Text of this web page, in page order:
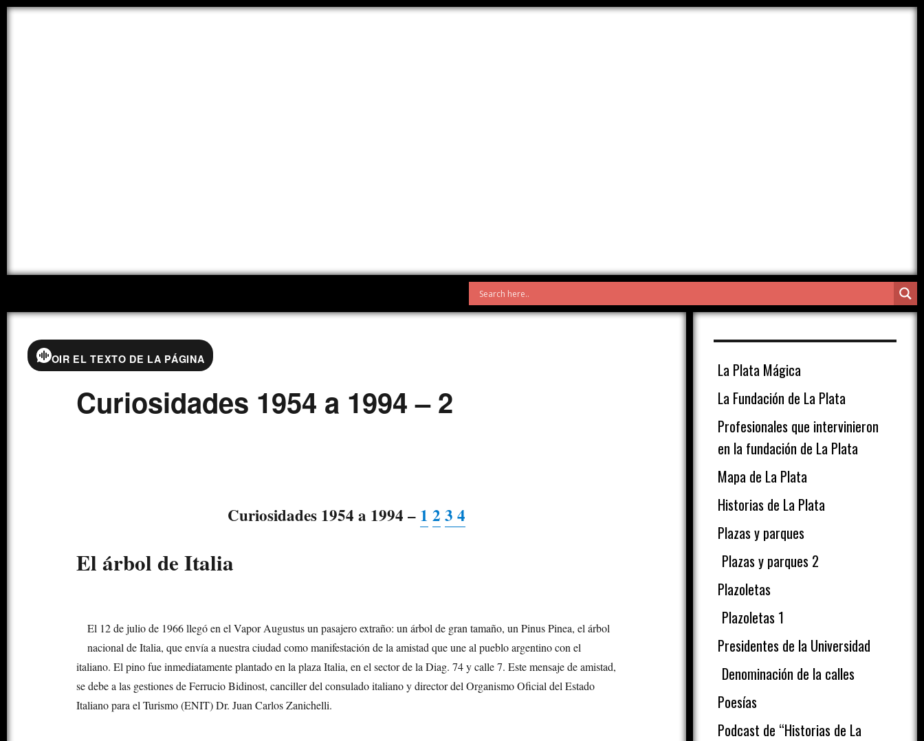
OIR EL TEXTO DE LA PÁGINA
Curiosidades 1954 a 1994 – 2
Curiosidades 1954 a 1994 – 1 2 3 4
El árbol de Italia
El 12 de julio de 1966 llegó en el Vapor Augustus un pasajero extraño: un árbol de gran tamaño, un Pinus Pinea, el árbol
nacional de Italia, que envía a nuestra ciudad como manifestación de la amistad que une al pueblo argentino con el
italiano. El pino fue inmediatamente plantado en la plaza Italia, en el sector de la Diag. 74 y calle 7. Este mensaje de amistad,
se debe a las gestiones de Ferrucio Bidinost, canciller del consulado italiano y director del Organismo Oficial del Estado
Italiano para el Turismo (ENIT) Dr. Juan Carlos Zanichelli.
La Plata Mágica
La Fundación de La Plata
Profesionales que intervinieron
en la fundación de La Plata
Mapa de La Plata
Historias de La Plata
Plazas y parques
Plazas y parques 2
Plazoletas
Plazoletas 1
Presidentes de la Universidad
Denominación de la calles
Poesías
Podcast de “Historias de La